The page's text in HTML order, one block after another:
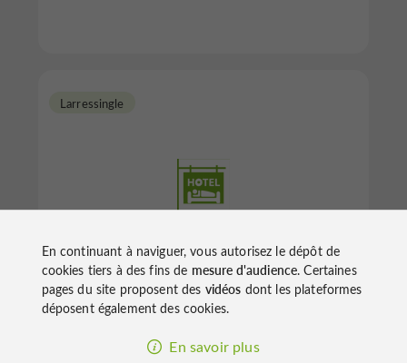
Auberge de Larressingle
Larressingle
En continuant à naviguer, vous autorisez le dépôt de
cookies tiers à des fins de mesure d'audience. Certaines
pages du site proposent des vidéos dont les plateformes
déposent également des cookies.
En savoir plus